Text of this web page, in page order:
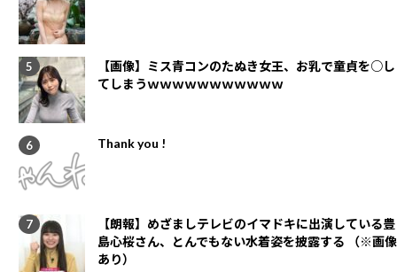
【画像】ミス青コンのたぬき女王、お乳で童貞を○し
てしまうｗｗｗｗｗｗｗｗｗｗｗ
Thank you !
【朗報】めざましテレビのイマドキに出演している豊
島心桜さん、とんでもない水着姿を披露する （※画像
あり）